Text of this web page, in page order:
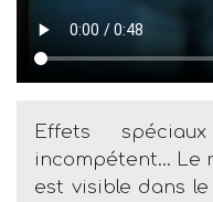
Effets
incompétent... Le
est visible dans